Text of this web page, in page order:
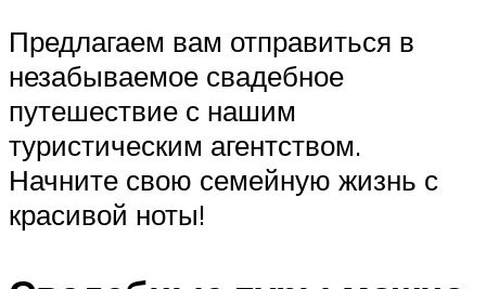
Предлагаем вам отправиться в
незабываемое свадебное
путешествие с нашим
туристическим агентством.
Начните свою семейную жизнь с
красивой ноты!